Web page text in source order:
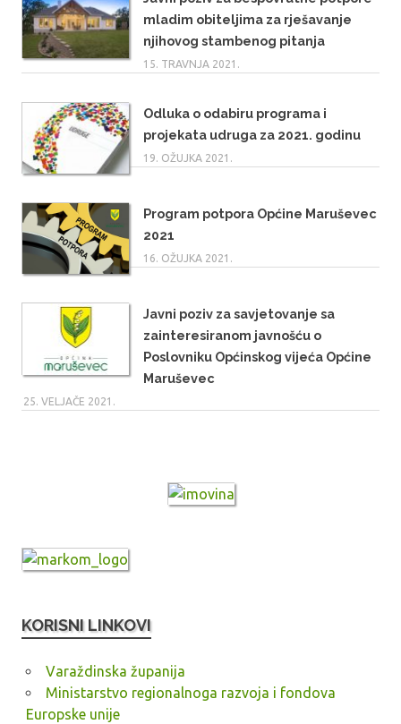
mladim obiteljima za rješavanje
njihovog stambenog pitanja
15. TRAVNJA 2021.
Odluka o odabiru programa i
projekata udruga za 2021. godinu
19. OŽUJKA 2021.
Program potpora Općine Maruševec
2021
16. OŽUJKA 2021.
Javni poziv za savjetovanje sa
zainteresiranom javnošću o
Poslovniku Općinskog vijeća Općine
Maruševec
25. VELJAČE 2021.
KORISNI LINKOVI
Varaždinska županija
Ministarstvo regionalnoga razvoja i fondova
Europske unije